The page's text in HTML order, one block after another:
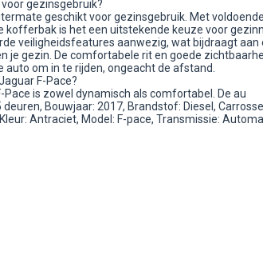
gezinsgebruik?
geschikt voor gezinsgebruik. Met
kofferbak is het een uitstekende keuze voor
veiligheidsfeatures aanwezig, wat bijdraagt aan
je gezin. De comfortabele rit en goede
om in te rijden, ongeacht de afstand.
F-Pace?
Pace is zowel dynamisch als comfortabel. De au
Bouwjaar: 2017, Brandstof: Diesel,
Antraciet, Model: F-pace, Transmissie: